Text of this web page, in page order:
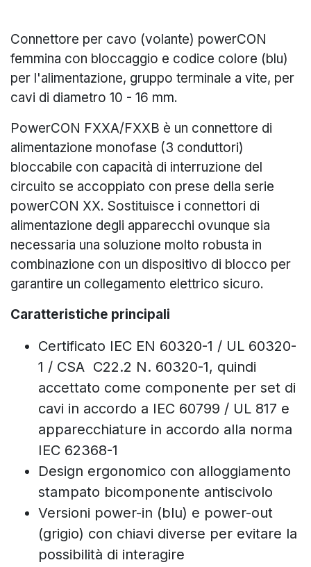
Connettore per cavo (volante) powerCON
femmina con bloccaggio e codice colore (blu)
per l'alimentazione, gruppo terminale a vite, per
cavi di diametro 10 - 16 mm.
PowerCON FXXA/FXXB è un connettore di
alimentazione monofase (3 conduttori)
bloccabile con capacità di interruzione del
circuito se accoppiato con prese della serie
powerCON XX. Sostituisce i connettori di
alimentazione degli apparecchi ovunque sia
necessaria una soluzione molto robusta in
combinazione con un dispositivo di blocco per
garantire un collegamento elettrico sicuro.
Caratteristiche principali
Certificato IEC EN 60320-1 / UL 60320-
1 / CSA C22.2 N. 60320-1, quindi
accettato come componente per set di
cavi in accordo a IEC 60799 / UL 817 e
apparecchiature in accordo alla norma
IEC 62368-1
Design ergonomico con alloggiamento
stampato bicomponente antiscivolo
Versioni power-in (blu) e power-out
(grigio) con chiavi diverse per evitare la
possibilità di interagire